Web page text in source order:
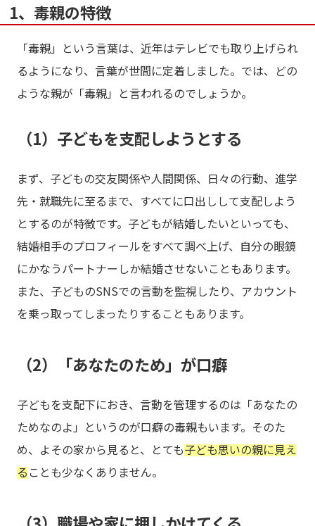
1、毒親の特徴
「毒親」という言葉は、近年はテレビでも取り上げられ
るようになり、言葉が世間に定着しました。では、どの
ような親が「毒親」と言われるのでしょうか。
（1）子どもを支配しようとする
まず、子どもの交友関係や人間関係、日々の行動、進学
先・就職先に至るまで、すべてに口出しして支配しよう
とするのが特徴です。子どもが結婚したいといっても、
結婚相手のプロフィールをすべて調べ上げ、自分の眼鏡
にかなうパートナーしか結婚させないこともあります。
また、子どものSNSでの言動を監視したり、アカウント
を乗っ取ってしまったりすることもあります。
（2）「あなたのため」が口癖
子どもを支配下におき、言動を管理するのは「あなたの
ためなのよ」というのが口癖の毒親もいます。そのた
め、よその家から見ると、とても子ども思いの親に見え
ることも少なくありません。